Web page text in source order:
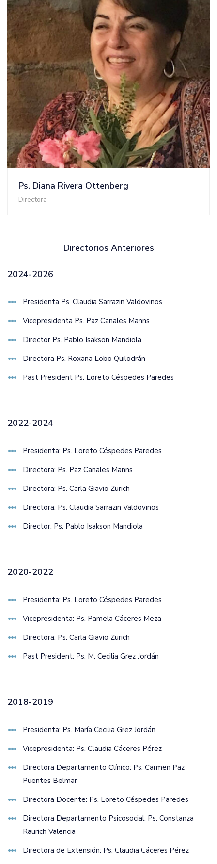
Ps. Diana Rivera Ottenberg
Directora
Directorios Anteriores
2024-2026
Presidenta Ps. Claudia Sarrazin Valdovinos
Vicepresidenta Ps. Paz Canales Manns
Director Ps. Pablo Isakson Mandiola
Directora Ps. Roxana Lobo Quilodrán
Past President Ps. Loreto Céspedes Paredes
2022-2024
Presidenta: Ps. Loreto Céspedes Paredes
Directora: Ps. Paz Canales Manns
Directora: Ps. Carla Giavio Zurich
Directora: Ps. Claudia Sarrazin Valdovinos
Director: Ps. Pablo Isakson Mandiola
2020-2022
Presidenta: Ps. Loreto Céspedes Paredes
Vicepresidenta: Ps. Pamela Cáceres Meza
Directora: Ps. Carla Giavio Zurich
Past President: Ps. M. Cecilia Grez Jordán
2018-2019
Presidenta: Ps. María Cecilia Grez Jordán
Vicepresidenta: Ps. Claudia Cáceres Pérez
Directora Departamento Clínico: Ps. Carmen Paz
Puentes Belmar
Directora Docente: Ps. Loreto Céspedes Paredes
Directora Departamento Psicosocial: Ps. Constanza
Raurich Valencia
Directora de Extensión: Ps. Claudia Cáceres Pérez